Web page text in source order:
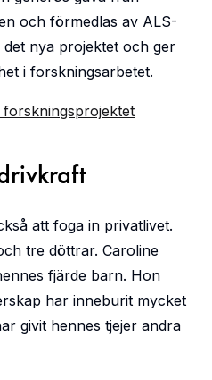
och förmedlas av ALS-
nya projektet och ger
i forskningsarbetet.
att foga in privatlivet.
tre döttrar. Caroline
fjärde barn. Hon
har inneburit mycket
givit hennes tjejer andra